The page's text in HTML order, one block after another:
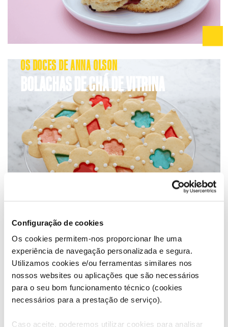
Configuração de cookies
Os cookies permitem-nos proporcionar lhe uma
experiência de navegação personalizada e segura.
Utilizamos cookies e/ou ferramentas similares nos
nossos websites ou aplicações que são necessários
para o seu bom funcionamento técnico (cookies
necessários para a prestação de serviço).
Caso aceite, poderemos utilizar cookies para analisar
OS DOCES DE ANNA OLSON
BOLACHAS DE CHÁ DE VITRINA
AS RECEITAS SIMPLES DE MARY
HUEVOS RANCHEROS COM FEIJÃO
PRETO